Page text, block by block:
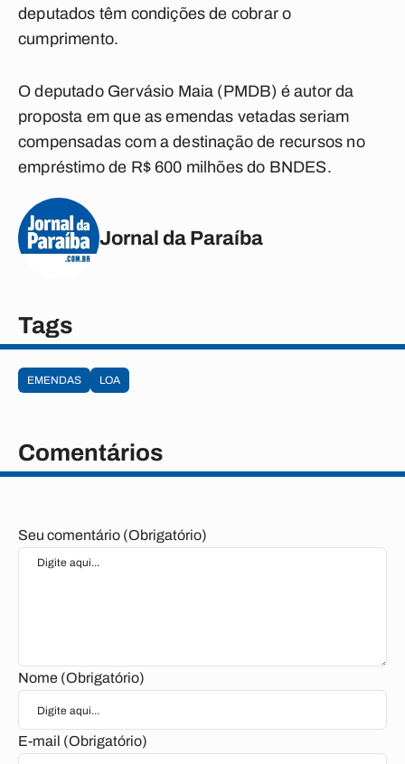
deputados têm condições de cobrar o
cumprimento.
O deputado Gervásio Maia (PMDB) é autor da
proposta em que as emendas vetadas seriam
compensadas com a destinação de recursos no
empréstimo de R$ 600 milhões do BNDES.
Jornal da Paraíba
Tags
EMENDAS LOA
Comentários
Seu comentário (Obrigatório)
Nome (Obrigatório)
E-mail (Obrigatório)